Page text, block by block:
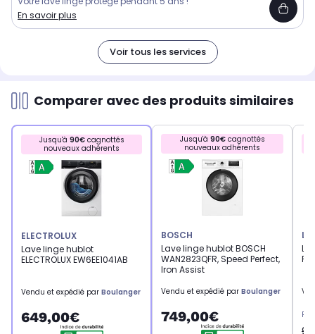
En savoir plus
Voir tous les services
Comparer avec des produits similaires
Jusqu'à 90€cagnottés
nouveaux adhérents
ELECTROLUX
Lave linge hublot
ELECTROLUX EW6EE1041AB
Vendu et expédié par Boulanger
649,00€
Jusqu'à 90€cagnottés
nouveaux adhérents
BOSCH
Lave linge hublot BOSCH
WAN2823QFR, Speed Perfect,
Iron Assist
Vendu et expédié par Boulanger
749,00€
LG